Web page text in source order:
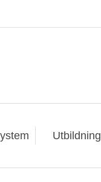
Utbildning